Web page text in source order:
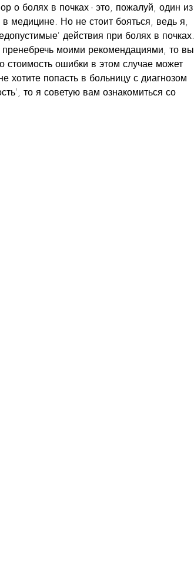
о болях в почках - это, пожалуй, один из
медицине. Но не стоит бояться, ведь я,
действия при болях в почках.
моими рекомендациями, то вы
стоимость ошибки в этом случае может
хотите попасть в больницу с диагнозом
то я советую вам ознакомиться со